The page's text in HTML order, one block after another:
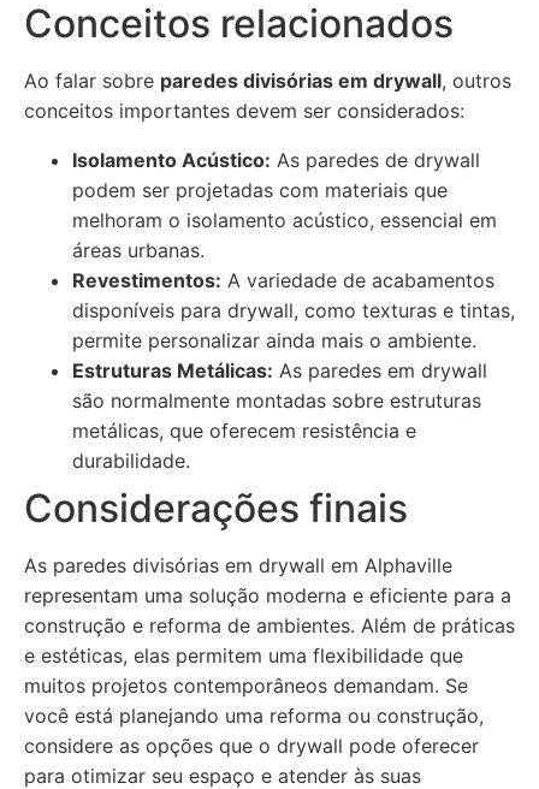
Conceitos relacionados
Ao falar sobre paredes divisórias em drywall, outros
conceitos importantes devem ser considerados:
Isolamento Acústico: As paredes de drywall
podem ser projetadas com materiais que
melhoram o isolamento acústico, essencial em
áreas urbanas.
Revestimentos: A variedade de acabamentos
disponíveis para drywall, como texturas e tintas,
permite personalizar ainda mais o ambiente.
Estruturas Metálicas: As paredes em drywall
são normalmente montadas sobre estruturas
metálicas, que oferecem resistência e
durabilidade.
Considerações finais
As paredes divisórias em drywall em Alphaville
representam uma solução moderna e eficiente para a
construção e reforma de ambientes. Além de práticas
e estéticas, elas permitem uma flexibilidade que
muitos projetos contemporâneos demandam. Se
você está planejando uma reforma ou construção,
considere as opções que o drywall pode oferecer
para otimizar seu espaço e atender às suas